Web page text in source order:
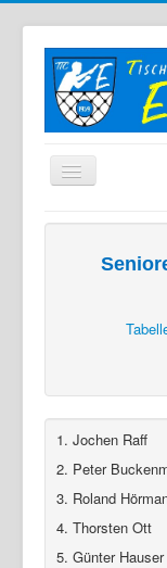
Home
Der TTC
Sonstiges
Login
1. Jochen Raff
2. Peter
3. Roland
4. Thorsten Ott
5. Günter Hauser